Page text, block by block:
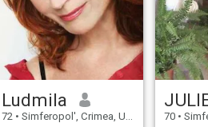
Ludmila
72 • Simferopol', Crimea, Ukraïne
70 •